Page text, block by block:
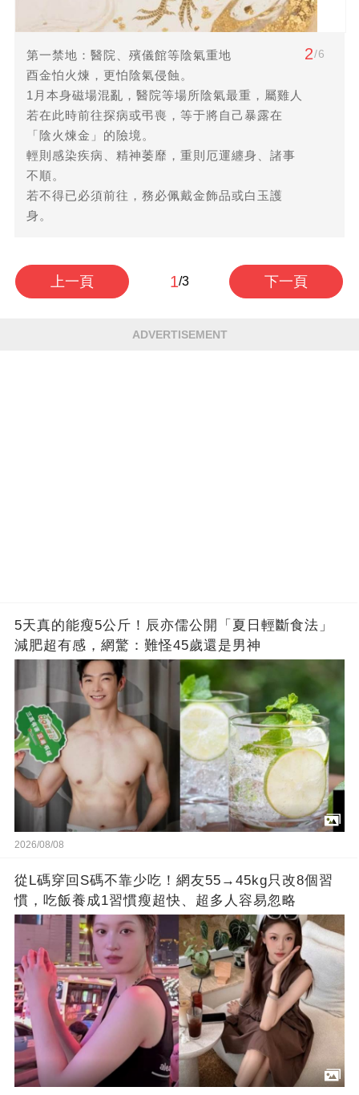
第一禁地：醫院、殯儀館等陰氣重地
酉金怕火煉，更怕陰氣侵蝕。
1月本身磁場混亂，醫院等場所陰氣最重，屬雞人
若在此時前往探病或弔喪，等于將自己暴露在
「陰火煉金」的險境。
輕則感染疾病、精神萎靡，重則厄運纏身、諸事
不順。
若不得已必須前往，務必佩戴金飾品或白玉護
身。
2/6
上一頁 1/3 下一頁
ADVERTISEMENT
5天真的能瘦5公斤！辰亦儒公開「夏日輕斷食法」
減肥超有感，網驚：難怪45歲還是男神
2026/08/08
從L碼穿回S碼不靠少吃！網友55→45kg只改8個習
慣，吃飯養成1習慣瘦超快、超多人容易忽略